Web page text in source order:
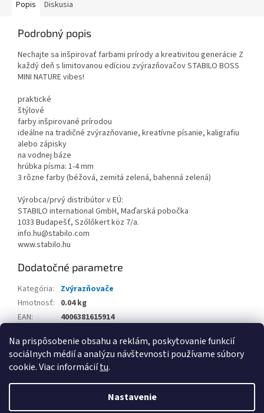
Na prispôsobenie obsahu a reklám, poskytovanie funkcií
sociálnych médií a analýzu návštevnosti používame súbory
cookie. Viac informáciítu.
Nastavenie
Popis Diskusia
Podrobný popis
Nechajte sa inšpirovať farbami prírody a kreativitou generácie Z
každý deň s limitovanou edíciou zvýrazňovačov STABILO BOSS
MINI NATURE vibes!
praktické
štýlové
farby inšpirované prírodou
ideálne na tradičné zvýrazňovanie, kreatívne písanie, kaligrafiu
alebo zápisky
na vodnej báze
hrúbka písma: 1-4 mm
3 rôzne farby (béžová, zemitá zelená, bahenná zelená)
Výrobca/prvý distribútor v EÚ:
STABILO international GmbH, Maďarská pobočka
1033 Budapešť, Szőlőkert köz 7/a.
info.hu@stabilo.com
www.stabilo.hu
Dodatočné parametre
Kategória:
Zvýrazňovače
Hmotnosť: 0.04 kg
EAN:
4006381615914